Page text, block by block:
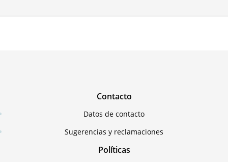
Contacto
Datos de contacto
Sugerencias y reclamaciones
Políticas